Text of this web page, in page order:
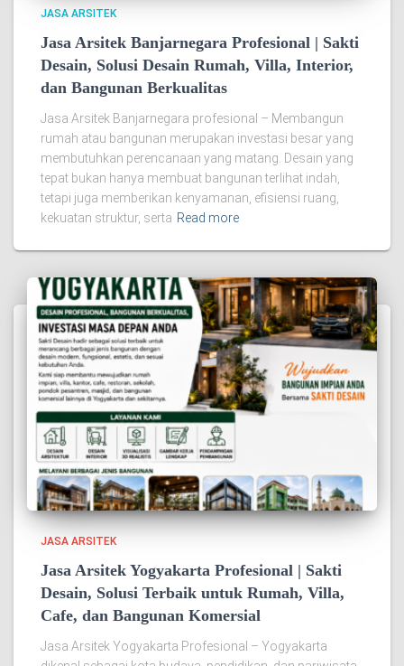
JASA ARSITEK
Jasa Arsitek Banjarnegara Profesional | Sakti
Desain, Solusi Desain Rumah, Villa, Interior,
dan Bangunan Berkualitas
Jasa Arsitek Banjarnegara profesional – Membangun
rumah atau bangunan merupakan investasi besar yang
membutuhkan perencanaan yang matang. Desain yang
tepat bukan hanya membuat bangunan terlihat indah,
tetapi juga memberikan kenyamanan, efisiensi ruang,
kekuatan struktur, serta Read more
JASA ARSITEK
Jasa Arsitek Yogyakarta Profesional | Sakti
Desain, Solusi Terbaik untuk Rumah, Villa,
Cafe, dan Bangunan Komersial
Jasa Arsitek Yogyakarta Profesional – Yogyakarta